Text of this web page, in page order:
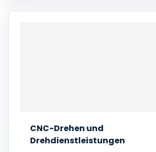
CNC-Drehen und
Drehdienstleistungen